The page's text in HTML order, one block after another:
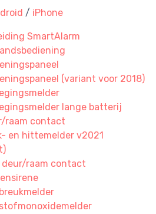
/ iPhone
SmartAlarm
(variant voor 2018)
lange batterij
raam contact
en hittemelder v2021
deur/raam contact